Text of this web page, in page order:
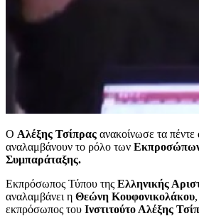
Ο Αλέξης Τσίπρας ανακοίνωσε τα
αναλαμβάνουν το ρόλο των
Συμπαράταξης.
Εκπρόσωπος Τύπου της Ελληνικής
αναλαμβάνει η Θεώνη Κουφονικολάκου
εκπρόσωπος του Ινστιτούτο Αλέξης